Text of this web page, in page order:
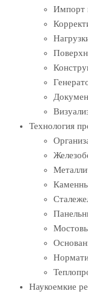
Импорт
Технология
Наукоемкие